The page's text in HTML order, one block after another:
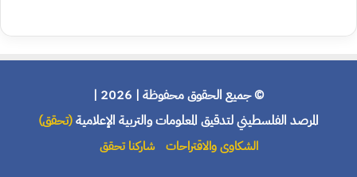
© جميع الحقوق محفوظة | 2026 |
المرصد الفلسطيني لتدقيق المعلومات والتربية الإعلامية(تحقق)
الشكاوى والاقتراحات شاركنا تحقق